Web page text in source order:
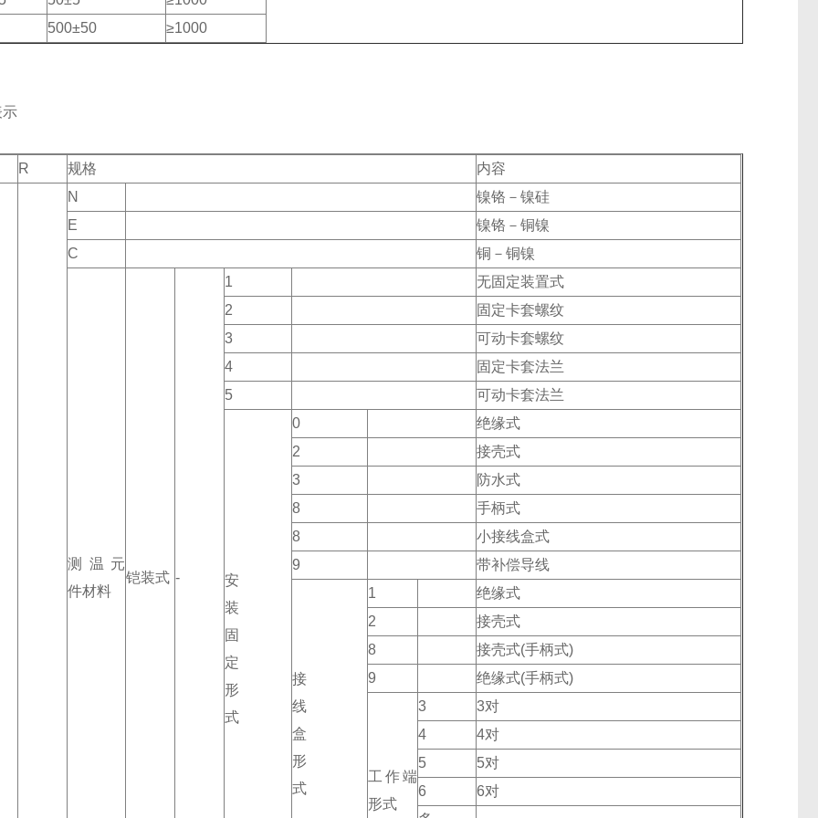
500±50 ≥1000
R 规格
内容
N
镍铬－镍硅
E
镍铬－铜镍
C
铜－铜镍
测温元
件材料
铠装式 -
1
无固定装置式
2
固定卡套螺纹
3
可动卡套螺纹
4
固定卡套法兰
5
可动卡套法兰
安
装
固
定
形
式
0
绝缘式
2
接壳式
3
防水式
8
手柄式
8
小接线盒式
9
带补偿导线
接
线
盒
形
式
1
绝缘式
2
接壳式
8
接壳式(手柄式)
9
绝缘式(手柄式)
工作端
形式
3
3对
4
4对
5
5对
6
6对